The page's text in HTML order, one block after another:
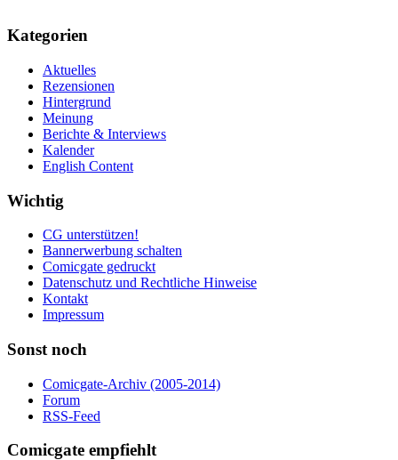
Kategorien
Aktuelles
Rezensionen
Hintergrund
Meinung
Berichte & Interviews
Kalender
English Content
Wichtig
CG unterstützen!
Bannerwerbung schalten
Comicgate gedruckt
Datenschutz und Rechtliche Hinweise
Kontakt
Impressum
Sonst noch
Comicgate-Archiv (2005-2014)
Forum
RSS-Feed
Comicgate empfiehlt